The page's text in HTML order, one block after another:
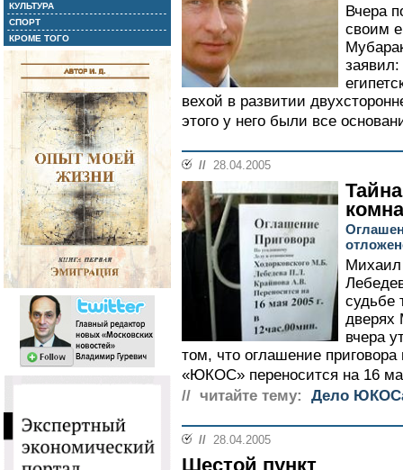
КУЛЬТУРА
СПОРТ
КРОМЕ ТОГО
Вчера
своим
вехой в развитии
этого у него были все
// 28.04.2005
Михаил
судьбе
дверях
вчера
том, что оглашение
«ЮКОС» переносится на 16
// читайте тему:
Дело
// 28.04.2005
Шестой пункт